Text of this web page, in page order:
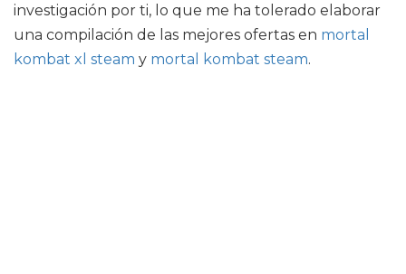
investigación por ti, lo que me ha tolerado elaborar
una compilación de las mejores ofertas en mortal
kombat xl steam y mortal kombat steam.